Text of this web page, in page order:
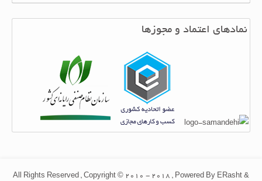
نمادهای اعتماد و مجوزها
All Rights Reserved , Copyright © 2010 - 2018 , Powered By ERasht &